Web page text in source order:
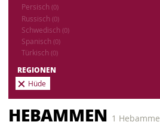
Persisch (0)
Russisch (0)
Schwedisch (0)
Spanisch (0)
Türkisch (0)
REGIONEN
Hüde
HEBAMMEN 1 Hebamme